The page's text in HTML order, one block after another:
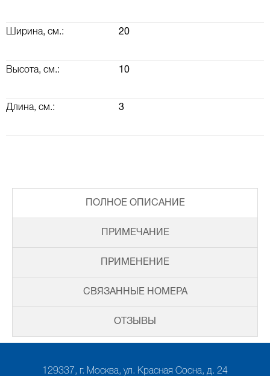
Ширина, см.: 20
Высота, см.: 10
Длина, см.: 3
ПОЛНОЕ ОПИСАНИЕ
ПРИМЕЧАНИЕ
ПРИМЕНЕНИЕ
СВЯЗАННЫЕ НОМЕРА
ОТЗЫВЫ
129337, г. Москва, ул. Красная Сосна, д. 24